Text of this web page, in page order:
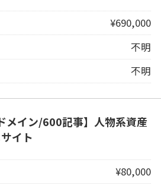
¥690,000
不明
不明
メイン/600記事】人物系資産
イト
¥80,000